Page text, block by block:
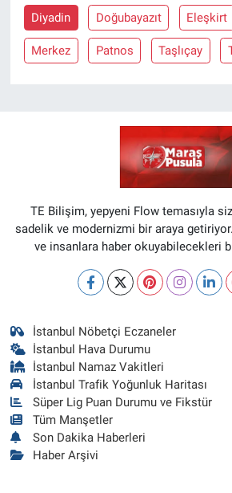
Diyadin Doğubayazıt Eleşkirt
Merkez Patnos Taşlıçay
TE Bilişim, yepyeni Flow temasıyla
sadelik ve modernizmi bir araya
ve insanlara haber okuyabilecekleri
İstanbul Nöbetçi Eczaneler
İstanbul Hava Durumu
İstanbul Namaz Vakitleri
İstanbul Trafik Yoğunluk Haritası
Süper Lig Puan Durumu ve Fikstür
Tüm Manşetler
Son Dakika Haberleri
Haber Arşivi